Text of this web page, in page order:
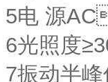
5电 源
6光照度
7振动半